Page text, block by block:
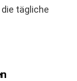
tägliche